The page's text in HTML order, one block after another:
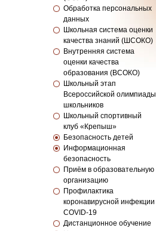
Обработка персональных
данных
Школьная система оценки
качества знаний (ШСОКО)
Внутренняя система
оценки качества
образования (ВСОКО)
Школьный этап
Всероссийской олимпиады
школьников
Школьный спортивный
клуб «Крепыш»
Безопасность детей
Информационная
безопасность
Приём в образовательную
организацию
Профилактика
коронавирусной инфекции
COVID-19
Дистанционное обучение